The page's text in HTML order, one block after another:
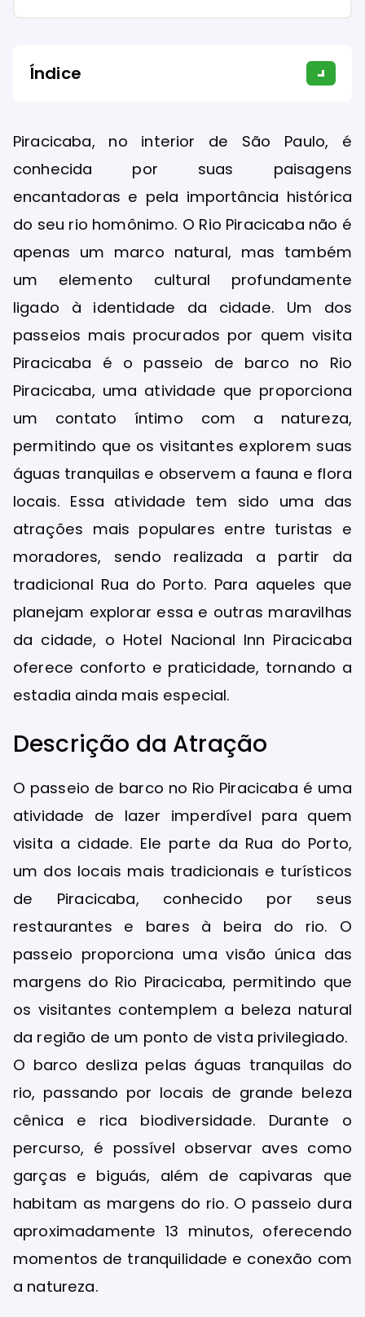
Índice
Piracicaba, no interior de São Paulo, é
conhecida por suas paisagens
encantadoras e pela importância histórica
do seu rio homônimo. O Rio Piracicaba não é
apenas um marco natural, mas também
um elemento cultural profundamente
ligado à identidade da cidade. Um dos
passeios mais procurados por quem visita
Piracicaba é o passeio de barco no Rio
Piracicaba, uma atividade que proporciona
um contato íntimo com a natureza,
permitindo que os visitantes explorem suas
águas tranquilas e observem a fauna e flora
locais. Essa atividade tem sido uma das
atrações mais populares entre turistas e
moradores, sendo realizada a partir da
tradicional Rua do Porto. Para aqueles que
planejam explorar essa e outras maravilhas
da cidade, o Hotel Nacional Inn Piracicaba
oferece conforto e praticidade, tornando a
estadia ainda mais especial.
Descrição da Atração
O passeio de barco no Rio Piracicaba é uma
atividade de lazer imperdível para quem
visita a cidade. Ele parte da Rua do Porto,
um dos locais mais tradicionais e turísticos
de Piracicaba, conhecido por seus
restaurantes e bares à beira do rio. O
passeio proporciona uma visão única das
margens do Rio Piracicaba, permitindo que
os visitantes contemplem a beleza natural
da região de um ponto de vista privilegiado.
O barco desliza pelas águas tranquilas do
rio, passando por locais de grande beleza
cênica e rica biodiversidade. Durante o
percurso, é possível observar aves como
garças e biguás, além de capivaras que
habitam as margens do rio. O passeio dura
aproximadamente 13 minutos, oferecendo
momentos de tranquilidade e conexão com
a natureza.